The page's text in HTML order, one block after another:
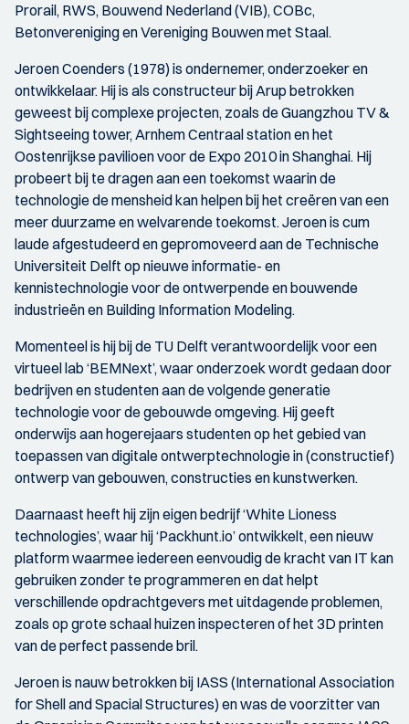
Prorail, RWS, Bouwend Nederland (VIB), COBc,
Betonvereniging en Vereniging Bouwen met Staal.
Jeroen Coenders (1978) is ondernemer, onderzoeker en
ontwikkelaar. Hij is als constructeur bij Arup betrokken
geweest bij complexe projecten, zoals de Guangzhou TV &
Sightseeing tower, Arnhem Centraal station en het
Oostenrijkse pavilioen voor de Expo 2010 in Shanghai. Hij
probeert bij te dragen aan een toekomst waarin de
technologie de mensheid kan helpen bij het creëren van een
meer duurzame en welvarende toekomst. Jeroen is cum
laude afgestudeerd en gepromoveerd aan de Technische
Universiteit Delft op nieuwe informatie- en
kennistechnologie voor de ontwerpende en bouwende
industrieën en Building Information Modeling.
Momenteel is hij bij de TU Delft verantwoordelijk voor een
virtueel lab ‘BEMNext’, waar onderzoek wordt gedaan door
bedrijven en studenten aan de volgende generatie
technologie voor de gebouwde omgeving. Hij geeft
onderwijs aan hogerejaars studenten op het gebied van
toepassen van digitale ontwerptechnologie in (constructief)
ontwerp van gebouwen, constructies en kunstwerken.
Daarnaast heeft hij zijn eigen bedrijf ‘White Lioness
technologies’, waar hij ‘Packhunt.io’ ontwikkelt, een nieuw
platform waarmee iedereen eenvoudig de kracht van IT kan
gebruiken zonder te programmeren en dat helpt
verschillende opdrachtgevers met uitdagende problemen,
zoals op grote schaal huizen inspecteren of het 3D printen
van de perfect passende bril.
Jeroen is nauw betrokken bij IASS (International Association
for Shell and Spacial Structures) en was de voorzitter van